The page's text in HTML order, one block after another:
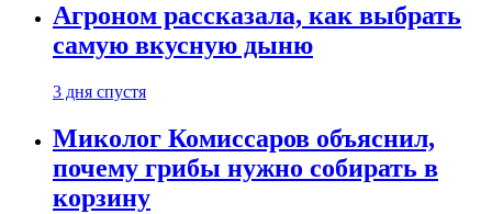
Агроном рассказала, как выбрать
самую вкусную дыню
3 дня спустя
Миколог Комиссаров объяснил,
почему грибы нужно собирать в
корзину